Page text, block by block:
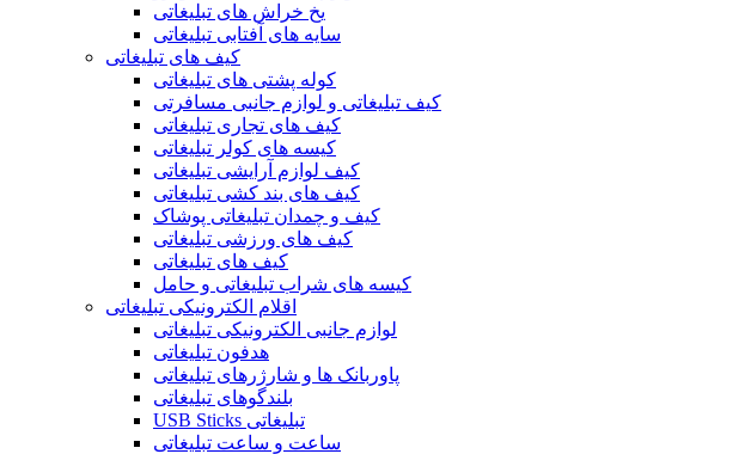
یخ خراش های تبلیغاتی
سایه های آفتابی تبلیغاتی
کیف های تبلیغاتی
کوله پشتی های تبلیغاتی
کیف تبلیغاتی و لوازم جانبی مسافرتی
کیف های تجاری تبلیغاتی
کیسه های کولر تبلیغاتی
کیف لوازم آرایشی تبلیغاتی
کیف های بند کشی تبلیغاتی
کیف و چمدان تبلیغاتی پوشاک
کیف های ورزشی تبلیغاتی
کیف های تبلیغاتی
کیسه های شراب تبلیغاتی و حامل
اقلام الکترونیکی تبلیغاتی
لوازم جانبی الکترونیکی تبلیغاتی
هدفون تبلیغاتی
پاوربانک ها و شارژرهای تبلیغاتی
بلندگوهای تبلیغاتی
USB Sticks تبلیغاتی
ساعت و ساعت تبلیغاتی